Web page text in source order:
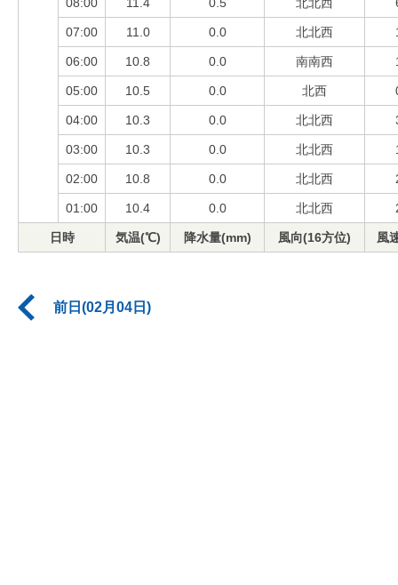
07:00 11.0 0.0 北北西
06:00 10.8 0.0 南南西
05:00 10.5 0.0 北西
04:00 10.3 0.0 北北西
03:00 10.3 0.0 北北西
02:00 10.8 0.0 北北西
01:00 10.4 0.0 北北西
日時 気温(℃) 降水量(mm) 風向(16方位) 風
前日(02月04日)